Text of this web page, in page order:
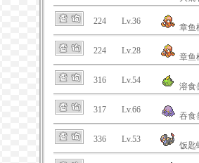
224 Lv.36
章鱼
224 Lv.28
章鱼
316 Lv.54
溶食
317 Lv.66
吞食
336 Lv.53
饭匙